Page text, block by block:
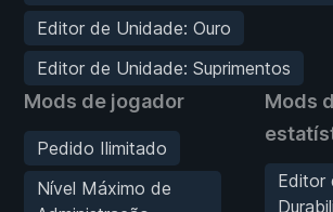
Editor de Unidade: Ouro
Editor de Unidade: Suprimentos
Mods de jogador
Pedido Ilimitado
Nível Máximo de
Mods
Editor